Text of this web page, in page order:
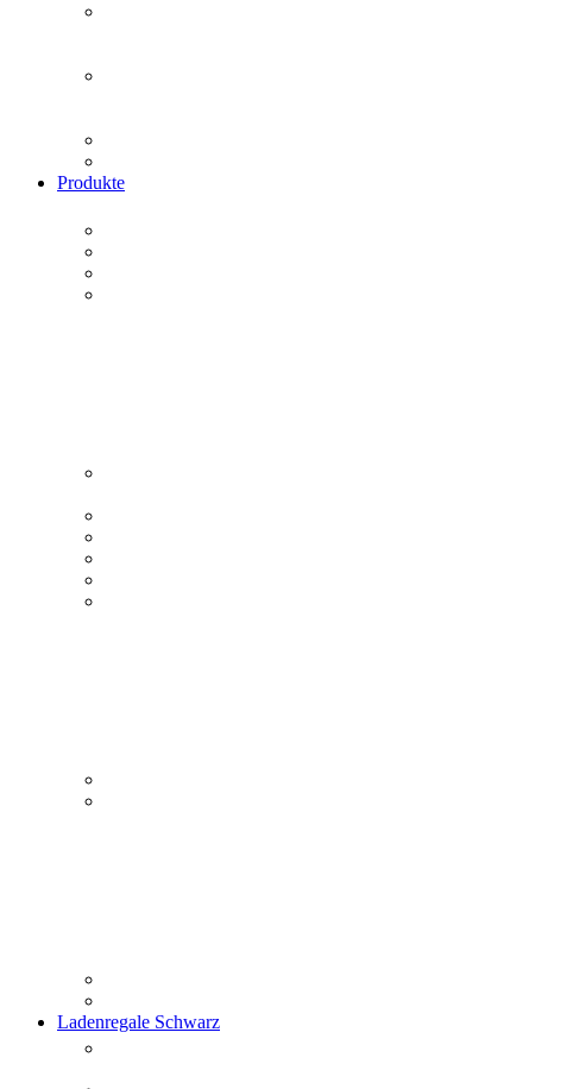
Produkte
Ladenregale Schwarz